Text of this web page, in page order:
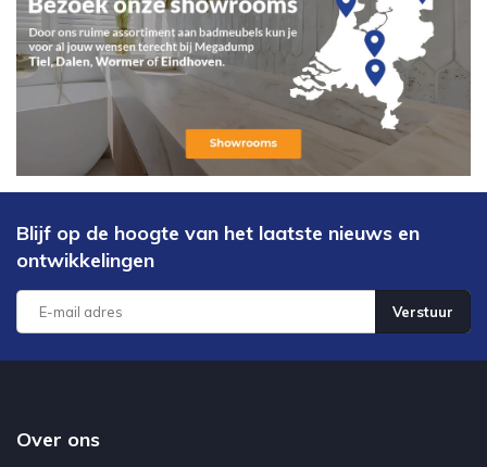
Blijf op de hoogte van het laatste nieuws en
ontwikkelingen
Verstuur
Over ons